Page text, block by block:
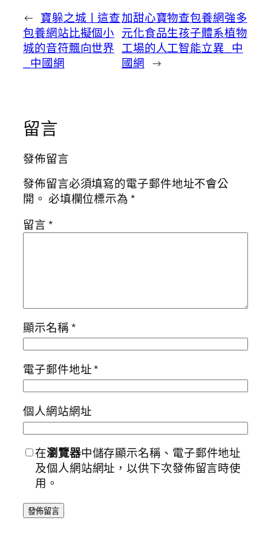
← 寶躲之城丨這查
包養網站比擬個小
城的音符飄向世界
_中國網
加甜心寶物查包養網強多
元化食品生孩子體系植物
工場的人工智能立異_中
國網 →
留言
發佈留言
發佈留言必須填寫的電子郵件地址不會公
開。 必填欄位標示為*
留言*
顯示名稱*
電子郵件地址*
個人網站網址
在瀏覽器中儲存顯示名稱、電子郵件地址
及個人網站網址，以供下次發佈留言時使
用。